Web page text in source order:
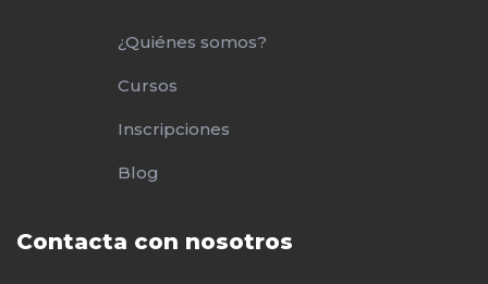
¿Quiénes somos?
Cursos
Inscripciones
Blog
Contacta con nosotros